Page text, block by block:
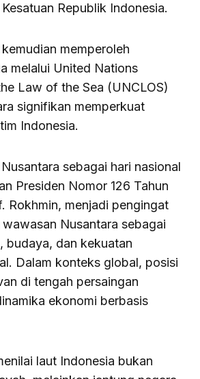
Republik Indonesia.
memperoleh
melalui United Nations
Law of the Sea (UNCLOS)
signifikan memperkuat
Indonesia.
sebagai hari nasional
Presiden Nomor 126 Tahun
Rokhmin, menjadi pengingat
Nusantara sebagai
budaya, dan kekuatan
Dalam konteks global, posisi
di tengah persaingan
ekonomi berbasis
laut Indonesia bukan